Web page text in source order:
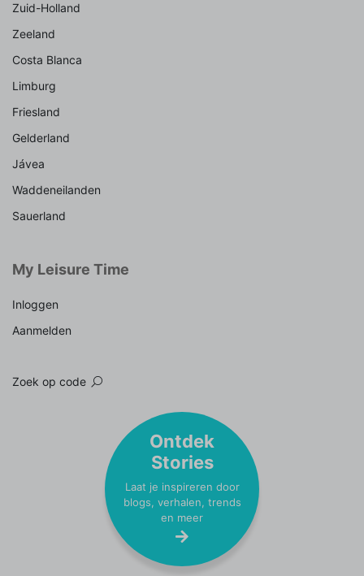
Zuid-Holland
Zeeland
Costa Blanca
Limburg
Friesland
Gelderland
Jávea
Waddeneilanden
Sauerland
My Leisure Time
Inloggen
Aanmelden
Zoek op code
Ontdek
Stories
Laat je inspireren door
blogs, verhalen, trends
en meer